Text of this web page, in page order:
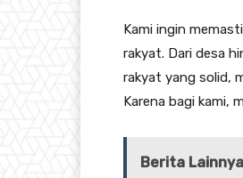
Kami ingin
rakyat. Dari desa
rakyat yang solid,
Karena bagi kami,
Berita Lainnya